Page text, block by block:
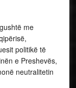
me
politikë të
e Preshevës,
neutralitetin